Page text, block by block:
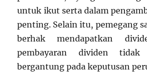
untuk ikut serta dalam
penting. Selain itu, pemegang
berhak mendapatkan
pembayaran dividen
bergantung pada keputusan